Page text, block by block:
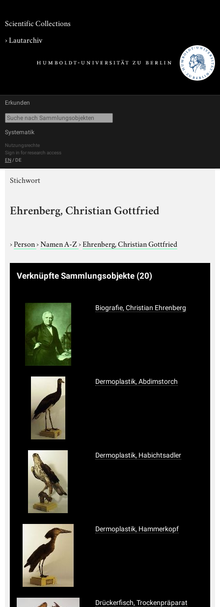
Scientific Collections
›Lautarchiv
Erkunden
Systematik
Nutzungsrechte
Sign in for research access
EN / DE
Stichwort
Ehrenberg, Christian Gottfried
›Person›Namen A-Z›Ehrenberg, Christian Gottfried
Verknüpfte Sammlungsobjekte (20)
Biografie, Christian Ehrenberg
Dermoplastik, Abdimstorch
Dermoplastik, Habichtsadler
Dermoplastik, Hammerkopf
Drückerfisch, Trockenpräparat